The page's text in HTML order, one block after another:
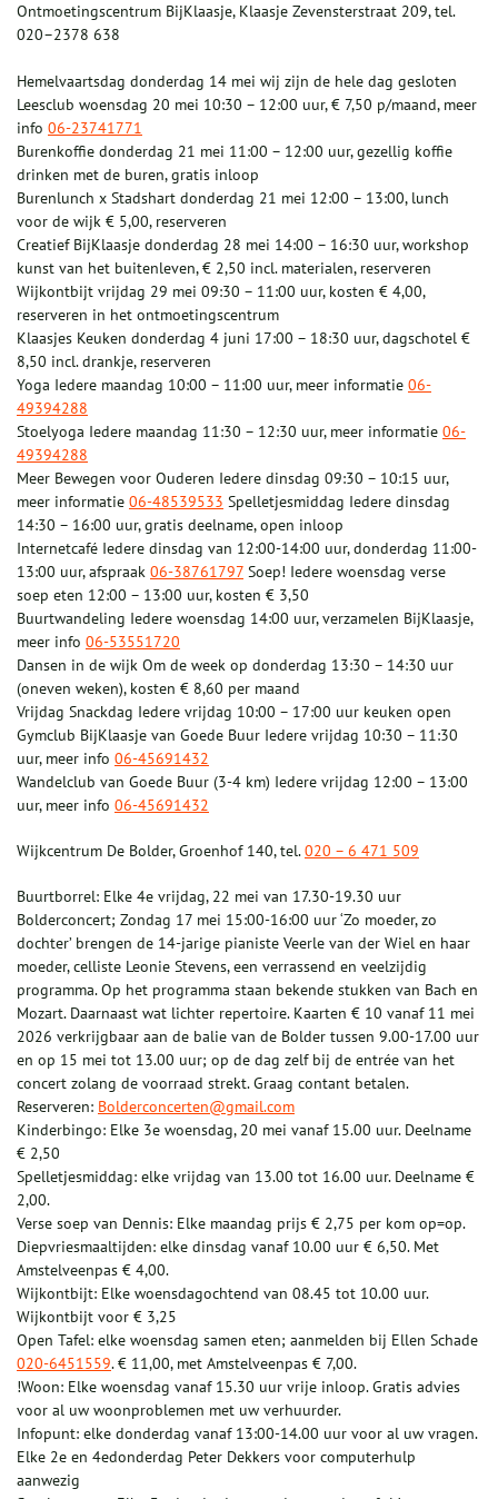
Ontmoetingscentrum BijKlaasje, Klaasje Zevensterstraat 209, tel.
020–2378 638
Hemelvaartsdag donderdag 14 mei wij zijn de hele dag gesloten
Leesclub woensdag 20 mei 10:30 – 12:00 uur, € 7,50 p/maand, meer
info 06-23741771
Burenkoffie donderdag 21 mei 11:00 – 12:00 uur, gezellig koffie
drinken met de buren, gratis inloop
Burenlunch x Stadshart donderdag 21 mei 12:00 – 13:00, lunch
voor de wijk € 5,00, reserveren
Creatief BijKlaasje donderdag 28 mei 14:00 – 16:30 uur, workshop
kunst van het buitenleven, € 2,50 incl. materialen, reserveren
Wijkontbijt vrijdag 29 mei 09:30 – 11:00 uur, kosten € 4,00,
reserveren in het ontmoetingscentrum
Klaasjes Keuken donderdag 4 juni 17:00 – 18:30 uur, dagschotel €
8,50 incl. drankje, reserveren
Yoga Iedere maandag 10:00 – 11:00 uur, meer informatie 06-
49394288
Stoelyoga Iedere maandag 11:30 – 12:30 uur, meer informatie 06-
49394288
Meer Bewegen voor Ouderen Iedere dinsdag 09:30 – 10:15 uur,
meer informatie 06-48539533 Spelletjesmiddag Iedere dinsdag
14:30 – 16:00 uur, gratis deelname, open inloop
Internetcafé Iedere dinsdag van 12:00-14:00 uur, donderdag 11:00-
13:00 uur, afspraak 06-38761797 Soep! Iedere woensdag verse
soep eten 12:00 – 13:00 uur, kosten € 3,50
Buurtwandeling Iedere woensdag 14:00 uur, verzamelen BijKlaasje,
meer info 06-53551720
Dansen in de wijk Om de week op donderdag 13:30 – 14:30 uur
(oneven weken), kosten € 8,60 per maand
Vrijdag Snackdag Iedere vrijdag 10:00 – 17:00 uur keuken open
Gymclub BijKlaasje van Goede Buur Iedere vrijdag 10:30 – 11:30
uur, meer info 06-45691432
Wandelclub van Goede Buur (3-4 km) Iedere vrijdag 12:00 – 13:00
uur, meer info 06-45691432
Wijkcentrum De Bolder, Groenhof 140, tel.020 – 6 471 509
Buurtborrel: Elke 4e vrijdag, 22 mei van 17.30-19.30 uur
Bolderconcert; Zondag 17 mei 15:00-16:00 uur ‘Zo moeder, zo
dochter’ brengen de 14-jarige pianiste Veerle van der Wiel en haar
moeder, celliste Leonie Stevens, een verrassend en veelzijdig
programma. Op het programma staan bekende stukken van Bach en
Mozart. Daarnaast wat lichter repertoire. Kaarten € 10 vanaf 11 mei
2026 verkrijgbaar aan de balie van de Bolder tussen 9.00-17.00 uur
en op 15 mei tot 13.00 uur; op de dag zelf bij de entrée van het
concert zolang de voorraad strekt. Graag contant betalen.
Reserveren: Bolderconcerten@gmail.com
Kinderbingo: Elke 3e woensdag, 20 mei vanaf 15.00 uur. Deelname
€ 2,50
Spelletjesmiddag: elke vrijdag van 13.00 tot 16.00 uur. Deelname €
2,00.
Verse soep van Dennis: Elke maandag prijs € 2,75 per kom op=op.
Diepvriesmaaltijden: elke dinsdag vanaf 10.00 uur € 6,50. Met
Amstelveenpas € 4,00.
Wijkontbijt: Elke woensdagochtend van 08.45 tot 10.00 uur.
Wijkontbijt voor € 3,25
Open Tafel: elke woensdag samen eten; aanmelden bij Ellen Schade
020-6451559. € 11,00, met Amstelveenpas € 7,00.
!Woon: Elke woensdag vanaf 15.30 uur vrije inloop. Gratis advies
voor al uw woonproblemen met uw verhuurder.
Infopunt: elke donderdag vanaf 13:00-14.00 uur voor al uw vragen.
Elke 2e en 4edonderdag Peter Dekkers voor computerhulp
aanwezig